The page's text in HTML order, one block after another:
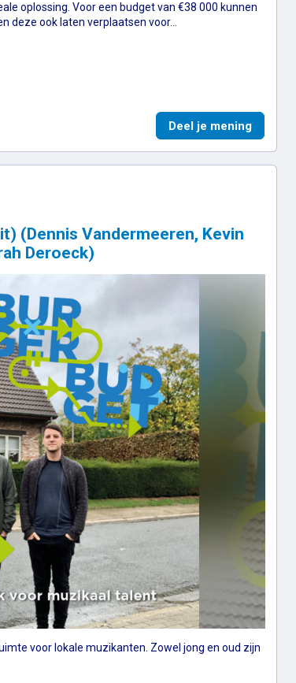
Linda Weemaels, Paul Van Muylem)
oplossing. Voor een budget van €38 000 kunnen
deze ook laten verplaatsen voor…
Deel je meningEen
(Dennis Vandermeeren, Kevin
Deroeck)
voor lokale muzikanten. Zowel jong en oud zijn